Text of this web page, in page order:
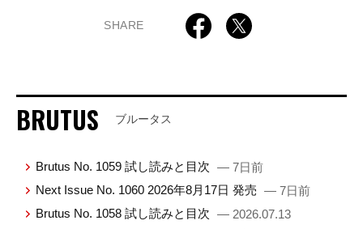
SHARE
BRUTUS ブルータス
Brutus No. 1059 試し読みと目次 — 7日前
Next Issue No. 1060 2026年8月17日 発売 — 7日前
Brutus No. 1058 試し読みと目次 — 2026.07.13